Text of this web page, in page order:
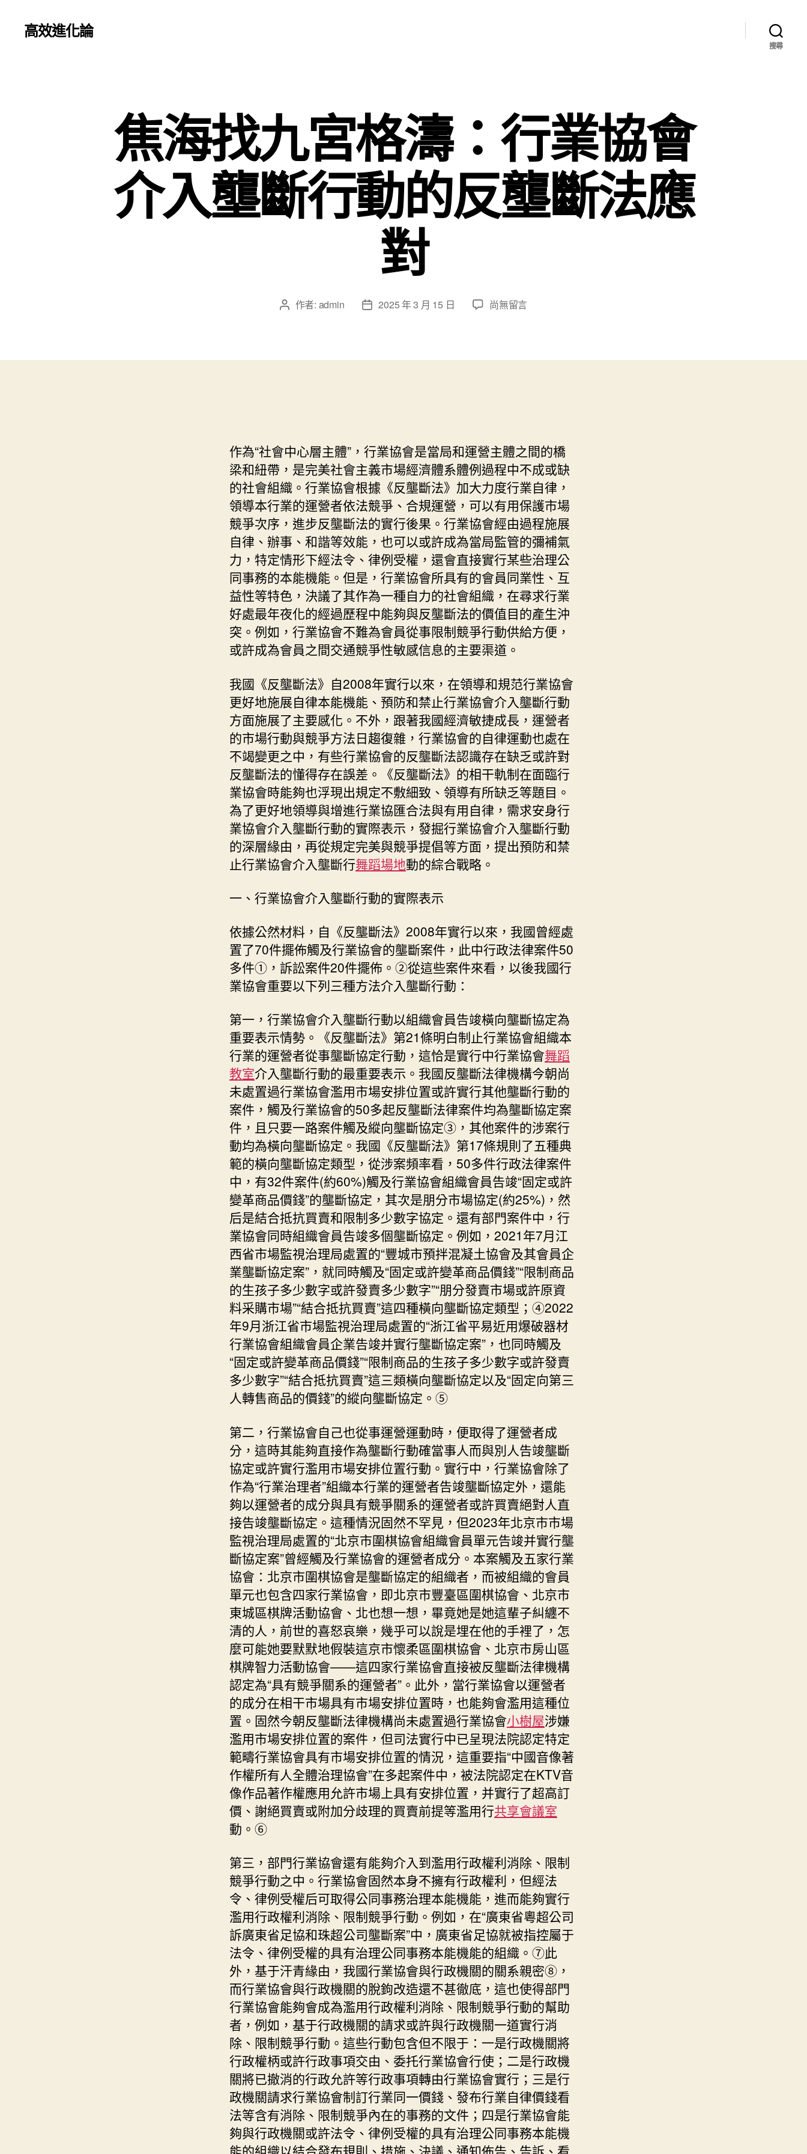
高效進化論
搜尋
焦海找九宮格濤：行業協會
介入壟斷行動的反壟斷法應
對
文 作者: admin
文
日
2025 年 3 月 15 日
在
九
協
會
介
入
壟
斷
行
動
的
反
壟
斷
法
應
對〉
尚無留言
作為“社會中心層主體”，行業協會是當局和運營主體之間的橋
梁和紐帶，是完美社會主義市場經濟體系體例過程中不成或缺
的社會組織。行業協會根據《反壟斷法》加大力度行業自律，
領導本行業的運營者依法競爭、合規運營，可以有用保護市場
競爭次序，進步反壟斷法的實行後果。行業協會經由過程施展
自律、辦事、和諧等效能，也可以或許成為當局監管的彌補氣
力，特定情形下經法令、律例受權，還會直接實行某些治理公
同事務的本能機能。但是，行業協會所具有的會員同業性、互
益性等特色，決議了其作為一種自力的社會組織，在尋求行業
好處最年夜化的經過歷程中能夠與反壟斷法的價值目的產生沖
突。例如，行業協會不難為會員從事限制競爭行動供給方便，
或許成為會員之間交通競爭性敏感信息的主要渠道。
我國《反壟斷法》自2008年實行以來，在領導和規范行業協會
更好地施展自律本能機能、預防和禁止行業協會介入壟斷行動
方面施展了主要感化。不外，跟著我國經濟敏捷成長，運營者
的市場行動與競爭方法日趨復雜，行業協會的自律運動也處在
不竭變更之中，有些行業協會的反壟斷法認識存在缺乏或許對
反壟斷法的懂得存在誤差。《反壟斷法》的相干軌制在面臨行
業協會時能夠也浮現出規定不敷細致、領導有所缺乏等題目。
為了更好地領導與增進行業協匯合法與有用自律，需求安身行
業協會介入壟斷行動的實際表示，發掘行業協會介入壟斷行動
的深層緣由，再從規定完美與競爭提倡等方面，提出預防和禁
止行業協會介入壟斷行舞蹈場地動的綜合戰略。
一、行業協會介入壟斷行動的實際表示
依據公然材料，自《反壟斷法》2008年實行以來，我國曾經處
置了70件擺佈觸及行業協會的壟斷案件，此中行政法律案件50
多件①，訴訟案件20件擺佈。②從這些案件來看，以後我國行
業協會重要以下列三種方法介入壟斷行動：
第一，行業協會介入壟斷行動以組織會員告竣橫向壟斷協定為
重要表示情勢。《反壟斷法》第21條明白制止行業協會組織本
行業的運營者從事壟斷協定行動，這恰是實行中行業協會舞蹈
教室介入壟斷行動的最重要表示。我國反壟斷法律機構今朝尚
未處置過行業協會濫用市場安排位置或許實行其他壟斷行動的
案件，觸及行業協會的50多起反壟斷法律案件均為壟斷協定案
件，且只要一路案件觸及縱向壟斷協定③，其他案件的涉案行
動均為橫向壟斷協定。我國《反壟斷法》第17條規則了五種典
範的橫向壟斷協定類型，從涉案頻率看，50多件行政法律案件
中，有32件案件(約60%)觸及行業協會組織會員告竣“固定或許
變革商品價錢”的壟斷協定，其次是朋分市場協定(約25%)，然
后是結合抵抗買賣和限制多少數字協定。還有部門案件中，行
業協會同時組織會員告竣多個壟斷協定。例如，2021年7月江
西省市場監視治理局處置的“豐城市預拌混凝土協會及其會員企
業壟斷協定案”，就同時觸及“固定或許變革商品價錢”“限制商品
的生孩子多少數字或許發賣多少數字”“朋分發賣市場或許原資
料采購市場”“結合抵抗買賣”這四種橫向壟斷協定類型；④2022
年9月浙江省市場監視治理局處置的“浙江省平易近用爆破器材
行業協會組織會員企業告竣并實行壟斷協定案”，也同時觸及
“固定或許變革商品價錢”“限制商品的生孩子多少數字或許發賣
多少數字”“結合抵抗買賣”這三類橫向壟斷協定以及“固定向第三
人轉售商品的價錢”的縱向壟斷協定。⑤
第二，行業協會自己也從事運營運動時，便取得了運營者成
分，這時其能夠直接作為壟斷行動確當事人而與別人告竣壟斷
協定或許實行濫用市場安排位置行動。實行中，行業協會除了
作為“行業治理者”組織本行業的運營者告竣壟斷協定外，還能
夠以運營者的成分與具有競爭關系的運營者或許買賣絕對人直
接告竣壟斷協定。這種情況固然不罕見，但2023年北京市市場
監視治理局處置的“北京市圍棋協會組織會員單元告竣并實行壟
斷協定案”曾經觸及行業協會的運營者成分。本案觸及五家行業
協會：北京市圍棋協會是壟斷協定的組織者，而被組織的會員
單元也包含四家行業協會，即北京市豐臺區圍棋協會、北京市
東城區棋牌活動協會、北也想一想，畢竟她是她這輩子糾纏不
清的人，前世的喜怒哀樂，幾乎可以說是埋在他的手裡了，怎
麼可能她要默默地假裝這京市懷柔區圍棋協會、北京市房山區
棋牌智力活動協會——這四家行業協會直接被反壟斷法律機構
認定為“具有競爭關系的運營者”。此外，當行業協會以運營者
的成分在相干市場具有市場安排位置時，也能夠會濫用這種位
置。固然今朝反壟斷法律機構尚未處置過行業協會小樹屋涉嫌
濫用市場安排位置的案件，但司法實行中已呈現法院認定特定
範疇行業協會具有市場安排位置的情況，這重要指“中國音像著
作權所有人全體治理協會”在多起案件中，被法院認定在KTV音
像作品著作權應用允許市場上具有安排位置，并實行了超高訂
價、謝絕買賣或附加分歧理的買賣前提等濫用行共享會議室
動。⑥
第三，部門行業協會還有能夠介入到濫用行政權利消除、限制
競爭行動之中。行業協會固然本身不擁有行政權利，但經法
令、律例受權后可取得公同事務治理本能機能，進而能夠實行
濫用行政權利消除、限制競爭行動。例如，在“廣東省粵超公司
訴廣東省足協和珠超公司壟斷案”中，廣東省足協就被指控屬于
法令、律例受權的具有治理公同事務本能機能的組織。⑦此
外，基于汗青緣由，我國行業協會與行政機關的關系親密⑧，
而行業協會與行政機關的脫鉤改造還不甚徹底，這也使得部門
行業協會能夠會成為濫用行政權利消除、限制競爭行動的幫助
者，例如，基于行政機關的請求或許與行政機關一道實行消
除、限制競爭行動。這些行動包含但不限于：一是行政機關將
行政權柄或許行政事項交由、委托行業協會行使；二是行政機
關將已撤消的行政允許等行政事項轉由行業協會實行；三是行
政機關請求行業協會制訂行業同一價錢、發布行業自律價錢看
法等含有消除、限制競爭內在的事務的文件；四是行業協會能
夠與行政機關或許法令、律例受權的具有治理公同事務本能機
能的組織以結合發布規則、措施、決議、通知佈告、告訴、看